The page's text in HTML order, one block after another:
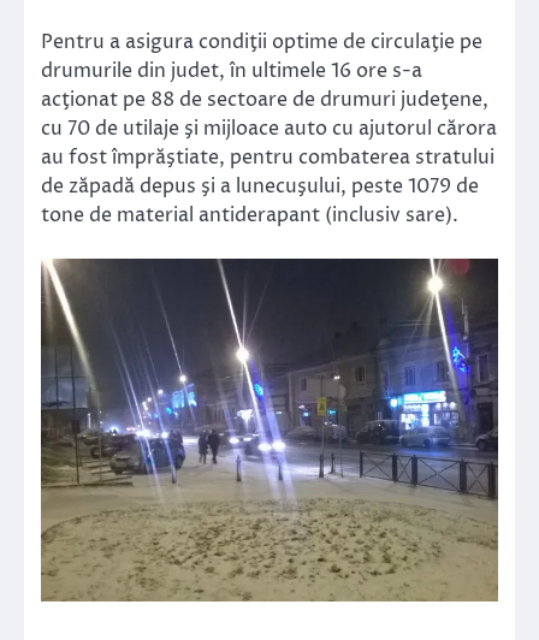
Pentru a asigura condiţii optime de circulaţie pe
drumurile din judet, în ultimele 16 ore s-a
acţionat pe 88 de sectoare de drumuri judeţene,
cu 70 de utilaje şi mijloace auto cu ajutorul cărora
au fost împrăştiate, pentru combaterea stratului
de zăpadă depus şi a lunecuşului, peste 1079 de
tone de material antiderapant (inclusiv sare).